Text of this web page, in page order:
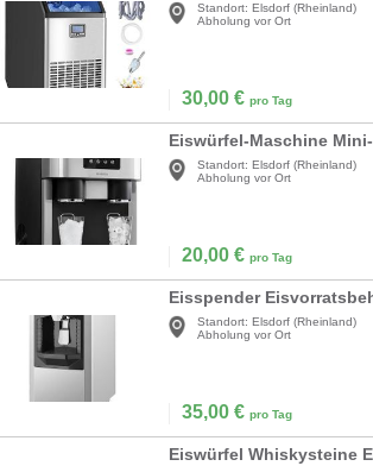
Standort: Elsdorf (Rheinland)
Abholung vor Ort
30,00 € pro Tag
Standort: Elsdorf (Rheinland)
Abholung vor Ort
20,00 € pro Tag
Standort: Elsdorf (Rheinland)
Abholung vor Ort
35,00 € pro Tag